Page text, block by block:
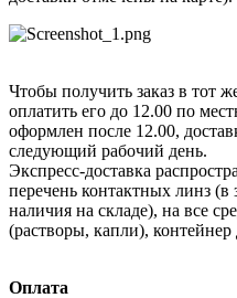
Чтобы получить заказ в тот
оплатить его до 12.00 по
оформлен после 12.00,
следующий рабочий день.
Экспресс-доставка
перечень контактных линз (в
наличия на складе), на все
(растворы, капли), контейнер
Оплата